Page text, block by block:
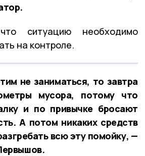
ситуацию необходимо
на контроле.
не заниматься, то завтра
мусора, потому что
и по привычке бросают
А потом никаких средств
всю эту помойку, —